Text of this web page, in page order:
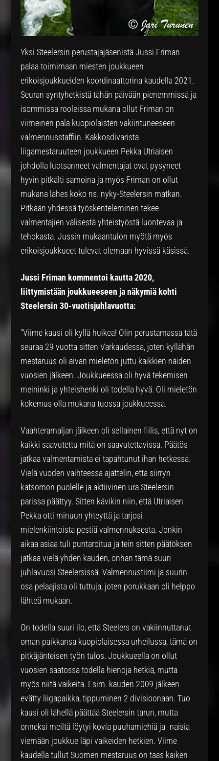
Yksi Steelersin perustajajäsenistä Jussi Friman
palaa toimimaan miesten joukkueen
erikoisjoukkueiden koordinaattorina kaudella 2021.
Seuran syntyhetkistä tähän päivään pienemmissä ja
isommissa rooleissa mukana ollut Friman on
viimeinen pala kuopiolaisten vakiintuneeseen
valmennusstaffiin. Kakkosdivarista
liigamestaruuteen joukkueen Pekka Utriaisen
johdolla luotsanneet valmentajat ovat pysyneet
hyvin pitkälti samoina ja myös Friman on ollut
mukana lähes koko ns. nyky-Steelersin matkan.
Pitkään yhdessä työskenteleminen tekee
valmentajien välisestä yhteistyöstä luontevaa ja
tehokasta. Jussin mukaantulon myötä myös
erikoisjoukkueet tulevat olemaan hyvissä käsissä.
Jussi Friman kommentoi kautta 2020,
liittymistään joukkueeseen ja näkymiä kohti
Steelersin 30-vuotisjuhlavuotta:
”Viime kausi oli kyllä huikea! Olin perustamassa tätä
seuraa 29 vuotta sitten Varkaudessa, joten kyllähän
mestaruus oli aivan mieletön juttu kaikkien näiden
vuosien jälkeen. Joukkueessa oli hyvä tekemisen
meininki ja yhteishenki oli todella hyvä. Oli mieletön
kokemus olla mukana tuossa joukkueessa.
Vaahteramaljan jälkeen oli sellainen fiilis, että nyt on
kaikki saavutettu mitä on saavutettavissa. Päätös
jatkaa valmentamista ei tapahtunut ihan hetkessä.
Vielä vuoden vaihteessa ajattelin, että siirryn
katsomon puolelle ja aktiivinen ura Steelersin
parissa päättyy. Sitten kävikin niin, että Utriaisen
Pekka otti minuun yhteyttä ja tarjosi
mielenkiintoista pestiä valmennuksesta. Jonkin
aikaa asiaa tuli puntaroitua ja tein sitten päätöksen
jatkaa vielä yhden kauden, onhan tämä suuri
juhlavuosi Steelersissä. Valmennustiimi ja suurin
osa pelaajista oli tuttuja, joten porukkaan oli helppo
lähteä mukaan.
On todella suuri ilo, että Steelers on vakiinnuttanut
oman paikkansa kuopiolaisessa urheilussa, tämä on
pitkäjänteisen työn tulos. Joukkueella on ollut
vuosien saatossa todella hienoja hetkiä, mutta
myös niitä vaikeita. Esim. kauden 2009 jälkeen
evätty liigapaikka, tippuminen 2 divisioonaan. Tuo
kausi oli lähellä päättää Steelersin tarun, mutta
onneksi meiltä löytyi kovia puuhamiehiä ja -naisia
viemään joukkue läpi vaikeiden hetkien. Viime
kaudella tullut Suomen mestaruus on taas kaiken